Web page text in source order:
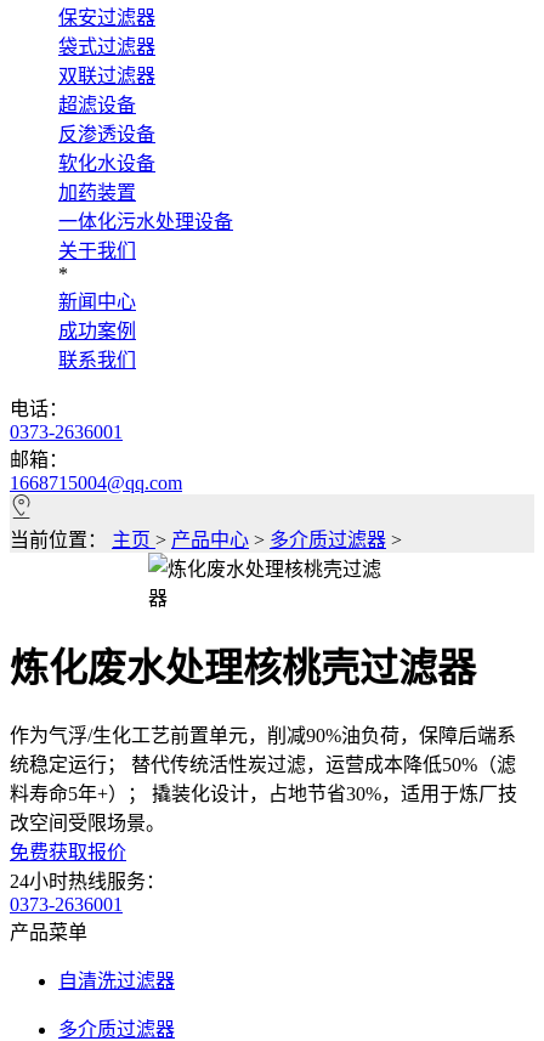
保安过滤器
袋式过滤器
双联过滤器
超滤设备
反渗透设备
软化水设备
加药装置
一体化污水处理设备
关于我们
*
新闻中心
成功案例
联系我们
电话：
0373-2636001
邮箱：
1668715004@qq.com
当前位置： 主页 > 产品中心 > 多介质过滤器 >
炼化废水处理核桃壳过滤器
作为气浮/生化工艺前置单元，削减90%油负荷，保障后端系
统稳定运行； 替代传统活性炭过滤，运营成本降低50%（滤
料寿命5年+）； 撬装化设计，占地节省30%，适用于炼厂技
改空间受限场景。
免费获取报价
24小时热线服务：
0373-2636001
产品菜单
自清洗过滤器
多介质过滤器